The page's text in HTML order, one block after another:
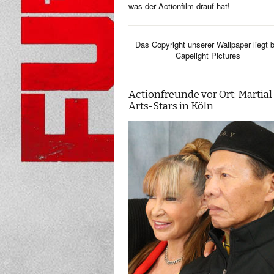
was der Actionfilm drauf hat!
Das Copyright unserer Wallpaper liegt
Capelight Pictures
Actionfreunde vor Ort:
Arts-Stars in Köln